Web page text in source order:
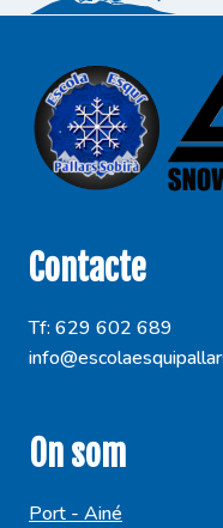
Contacte
Tf: 629 602 689
On som
Port - Ainé